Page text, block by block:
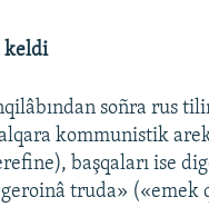
keldi
soñra rus
kommunistik
başqaları ise
truda»